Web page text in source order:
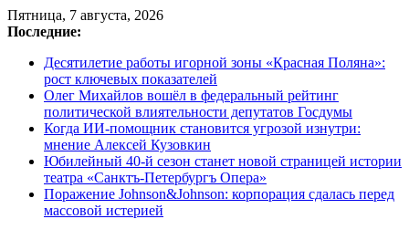
Перейти
к
Пятница, 7 августа, 2026
Последние:
Десятилетие работы игорной зоны «Красная Поляна»:
рост ключевых показателей
Олег Михайлов вошёл в федеральный рейтинг
политической влиятельности депутатов Госдумы
Когда ИИ-помощник становится угрозой изнутри:
мнение Алексей Кузовкин
Юбилейный 40-й сезон станет новой страницей истории
театра «Санктъ-Петербургъ Опера»
Поражение Johnson&Johnson: корпорация сдалась перед
массовой истерией